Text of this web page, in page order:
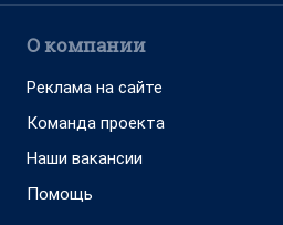
О компании
Реклама на сайте
Команда проекта
Наши вакансии
Помощь